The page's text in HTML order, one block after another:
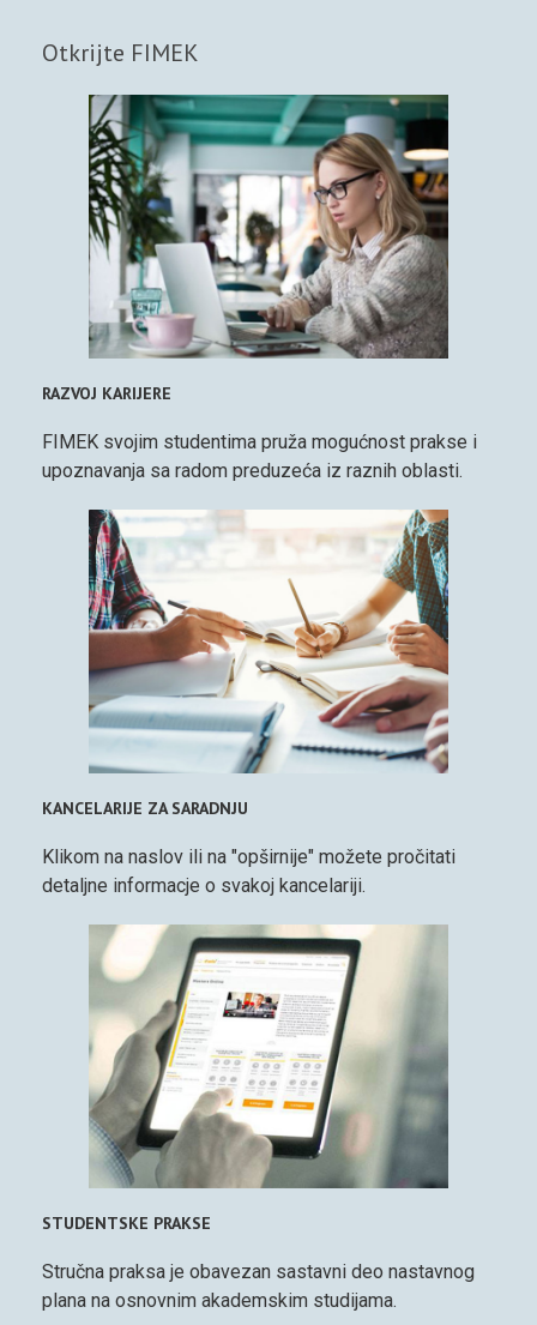
Otkrijte FIMEK
RAZVOJ KARIJERE
FIMEK svojim studentima pruža mogućnost prakse i
upoznavanja sa radom preduzeća iz raznih oblasti.
KANCELARIJE ZA SARADNJU
Klikom na naslov ili na "opširnije" možete pročitati
detaljne informacje o svakoj kancelariji.
STUDENTSKE PRAKSE
Stručna praksa je obavezan sastavni deo nastavnog
plana na osnovnim akademskim studijama.